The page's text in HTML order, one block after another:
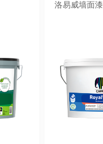
洛易威墙面漆